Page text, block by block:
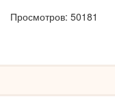
Просмотров: 50181